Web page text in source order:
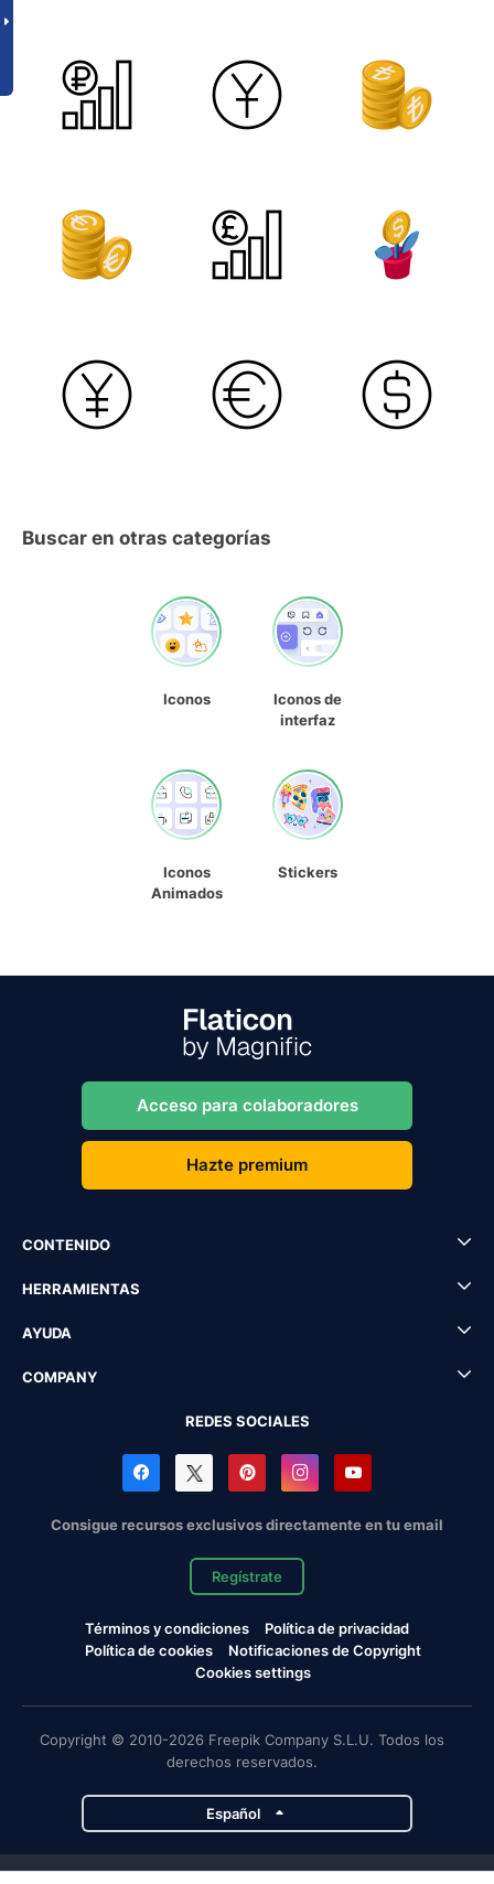
Buscar en otras categorías
Iconos
Iconos de
interfaz
Iconos
Animados
Stickers
Acceso para colaboradores
Hazte premium
CONTENIDO
HERRAMIENTAS
AYUDA
COMPANY
REDES SOCIALES
Consigue recursos exclusivos directamente en tu email
Regístrate
Términos y condiciones
Política de privacidad
Política de cookies
Notificaciones de Copyright
Cookies settings
Copyright © 2010-2026 Freepik Company S.L.U. Todos los
derechos reservados.
Español